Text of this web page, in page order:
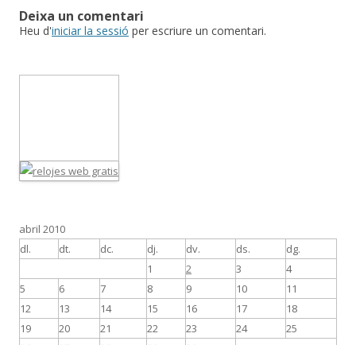
Deixa un comentari
Heu d'iniciar la sessió per escriure un comentari.
abril 2010
dl.
dt. dc. dj. dv. ds. dg.
1 2 3
4
5
6 7 8 9 10
11
12
13 14 15 16 17
18
19
20 21 22 23 24
25